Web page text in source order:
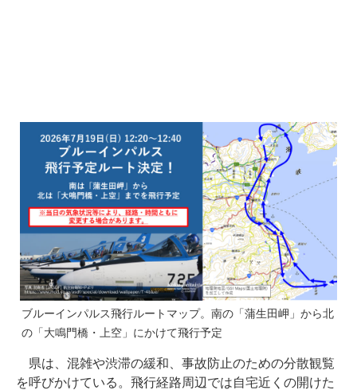
ブルーインパルス飛行ルートマップ。南の「蒲生田岬」から北
の「大鳴門橋・上空」にかけて飛行予定
県は、混雑や渋滞の緩和、事故防止のための分散観覧
を呼びかけている。飛行経路周辺では自宅近くの開けた